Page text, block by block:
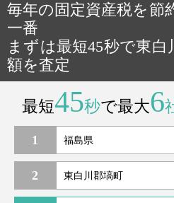
毎年の固定資産税を節
一番
まずは最短45秒で東
額を査定
最短45秒で最大6
1
2